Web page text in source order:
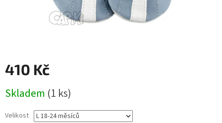
410 Kč
cena:
Skladem (1 ks)
Velikost